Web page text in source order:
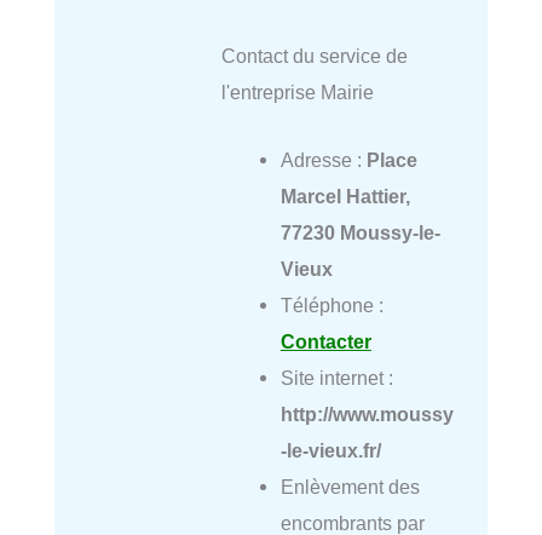
Contact du service de
l'entreprise Mairie
Adresse : Place
Marcel Hattier,
77230 Moussy-le-
Vieux
Téléphone :
Contacter
Site internet :
http://www.moussy
-le-vieux.fr/
Enlèvement des
encombrants par